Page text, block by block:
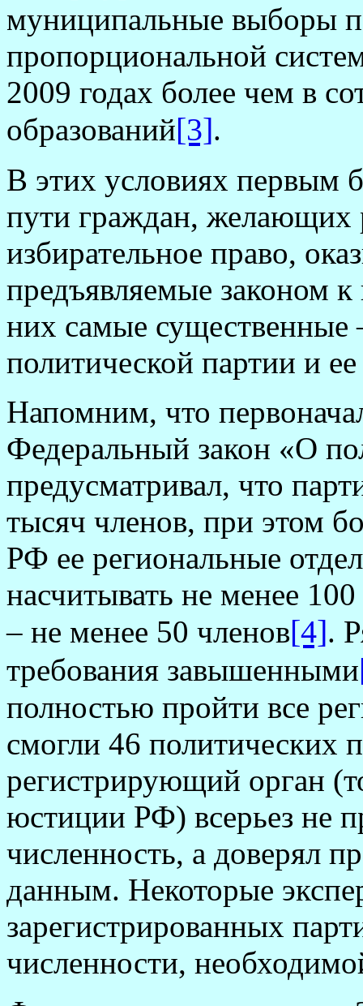
муниципальные выборы
пропорциональной
2009 годах более чем в
образований[3].
В этих условиях первым
пути граждан, желающих
избирательное право,
предъявляемые законом
них самые существенные
политической партии и
Напомним, что
Федеральный закон «О
предусматривал, что
тысяч членов, при этом
РФ ее региональные
насчитывать не менее
– не менее 50 членов[4].
требования завышенными
полностью пройти все
смогли 46 политических
регистрирующий орган
юстиции РФ) всерьез не
численность, а доверял
данным. Некоторые
зарегистрированных
численности,